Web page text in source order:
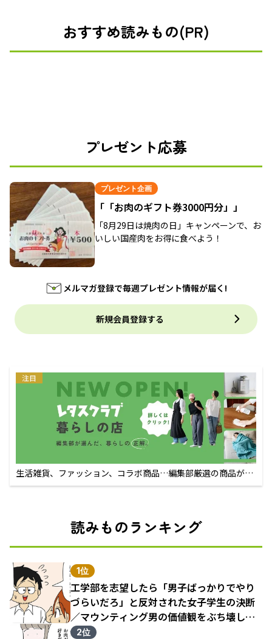
おすすめ読みもの(PR)
プレゼント応募
プレゼント企画
「「お肉のギフト券3000円分」」
「8月29日は焼肉の日」キャンペーンで、お
いしい国産肉をお得に食べよう！
メルマガ登録で毎週プレゼント情報が届く!
新規会員登録する
注目
生活雑貨、ファッション、コラボ商品…編集部厳選の商品が買
えるECサイト
読みものランキング
1位
工学部を志望したら「男子ばっかりでやり
づらいだろ」と反対された女子学生の決断
／マウンティング男の価値観をぶち壊した
結果（1）
2位